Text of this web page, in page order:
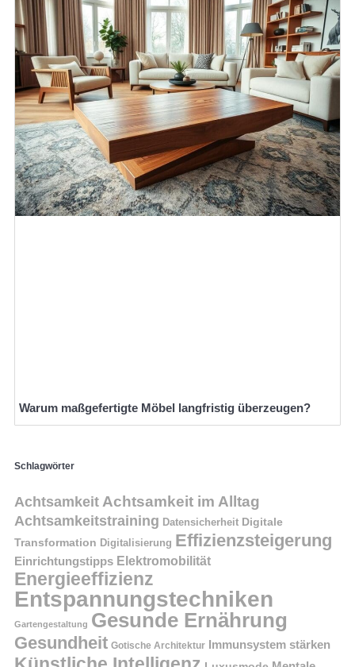
Warum maßgefertigte Möbel langfristig überzeugen?
Schlagwörter
Achtsamkeit Achtsamkeit im Alltag
Achtsamkeitstraining Datensicherheit Digitale
Transformation Digitalisierung Effizienzsteigerung
Einrichtungstipps Elektromobilität
Energieeffizienz
Entspannungstechniken
Gartengestaltung Gesunde Ernährung
Gesundheit Gotische Architektur Immunsystem stärken